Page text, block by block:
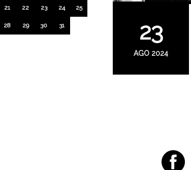
23
AGO 2024
21 22 23 24 25
28 29 30
31